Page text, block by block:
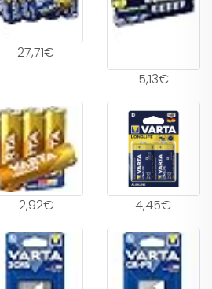
27,71€
5,13€
2,92€ 4,45€